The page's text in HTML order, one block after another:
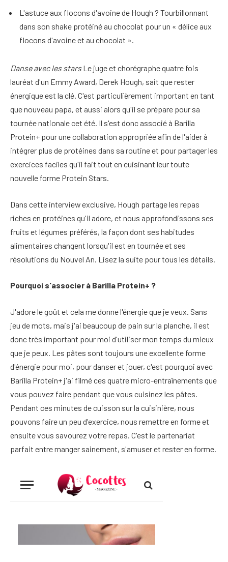
L'astuce aux flocons d'avoine de Hough ? Tourbillonnant
dans son shake protéiné au chocolat pour un « délice aux
flocons d'avoine et au chocolat ».
Danse avec les starsLe juge et chorégraphe quatre fois
lauréat d'un Emmy Award, Derek Hough, sait que rester
énergique est la clé. C'est particulièrement important en tant
que nouveau papa, et aussi alors qu'il se prépare pour sa
tournée nationale cet été. Il s'est donc associé à Barilla
Protein+ pour une collaboration appropriée afin de l'aider à
intégrer plus de protéines dans sa routine et pour partager les
exercices faciles qu'il fait tout en cuisinant leur toute
nouvelle forme Protein Stars.
Dans cette interview exclusive, Hough partage les repas
riches en protéines qu'il adore, et nous approfondissons ses
fruits et légumes préférés, la façon dont ses habitudes
alimentaires changent lorsqu'il est en tournée et ses
résolutions du Nouvel An. Lisez la suite pour tous les détails.
Pourquoi s'associer à Barilla Protein+ ?
J'adore le goût et cela me donne l'énergie que je veux. Sans
jeu de mots, mais j'ai beaucoup de pain sur la planche, il est
donc très important pour moi d'utiliser mon temps du mieux
que je peux. Les pâtes sont toujours une excellente forme
d'énergie pour moi, pour danser et jouer, c'est pourquoi avec
Barilla Protein+ j'ai filmé ces quatre micro-entraînements que
vous pouvez faire pendant que vous cuisinez les pâtes.
Pendant ces minutes de cuisson sur la cuisinière, nous
pouvons faire un peu d'exercice, nous remettre en forme et
ensuite vous savourez votre repas. C'est le partenariat
parfait entre manger sainement, s'amuser et rester en forme.